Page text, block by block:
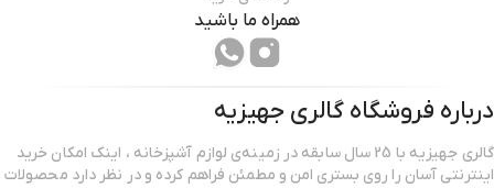
همراه ما باشید
درباره فروشگاه گالری جهیزیه
گالری جهیزیه با 25 سال سابقه در زمینه‌ی لوازم آشپزخانه ، اینک امکان خرید
اینترنتی آسان را روی بستری امن و مطمئن فراهم کرده و در نظر دارد محصولات